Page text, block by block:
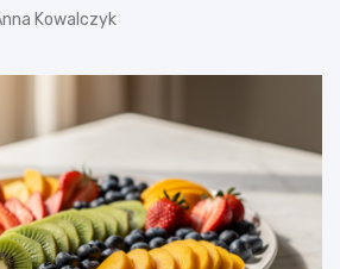
Kowalczyk